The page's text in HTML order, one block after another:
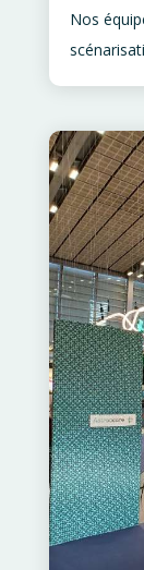
Nos